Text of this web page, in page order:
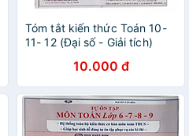
Tóm tắt kiến thức Toán 10-
11- 12 (Đại số - Giải tích)
10.000 đ